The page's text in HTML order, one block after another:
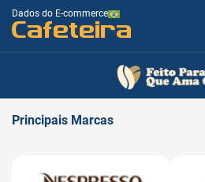
Dados do E-commerce
Cafeteira
Principais Marcas